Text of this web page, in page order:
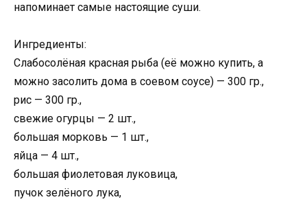
напоминает самые настоящие суши.
Ингредиенты:
Слабосолёная красная рыба (её можно купить, а
можно засолить дома в соевом соусе) — 300 гр.,
рис — 300 гр.,
свежие огурцы — 2 шт.,
большая морковь — 1 шт.,
яйца — 4 шт.,
большая фиолетовая луковица,
пучок зелёного лука,